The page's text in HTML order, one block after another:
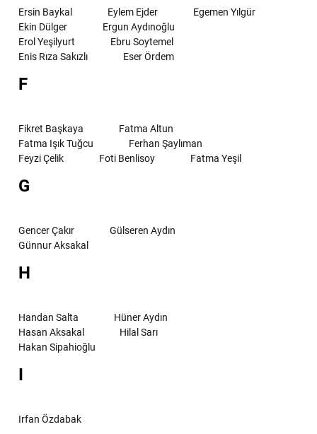
Ersin Baykal Eylem Ejder
Egemen Yılgür
Ekin Dülger
Ergun Aydınoğlu
Erol Yeşilyurt
Ebru Soytemel
Enis Rıza Sakızlı
Eser Ördem
F
Fikret Başkaya
Fatma Altun
Fatma Işık Tuğcu
Ferhan Şaylıman
Feyzi Çelik
Foti Benlisoy Fatma Yeşil
G
Gencer Çakır
Gülseren Aydın
Günnur Aksakal
H
Handan Salta
Hüner Aydın
Hasan Aksakal
Hilal Sarı
Hakan Sipahioğlu
I
Irfan Özdabak